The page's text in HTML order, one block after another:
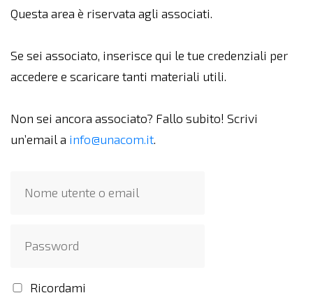
Questa area è riservata agli associati.
Se sei associato, inserisce qui le tue credenziali per
accedere e scaricare tanti materiali utili.
Non sei ancora associato? Fallo subito! Scrivi
un’email a info@unacom.it.
Ricordami